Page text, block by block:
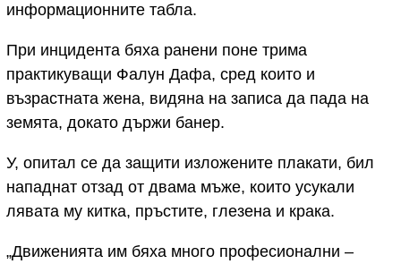
информационните табла.
При инцидента бяха ранени поне трима
практикуващи Фалун Дафа, сред които и
възрастната жена, видяна на записа да пада на
земята, докато държи банер.
У, опитал се да защити изложените плакати, бил
нападнат отзад от двама мъже, които усукали
лявата му китка, пръстите, глезена и крака.
„Движенията им бяха много професионални –